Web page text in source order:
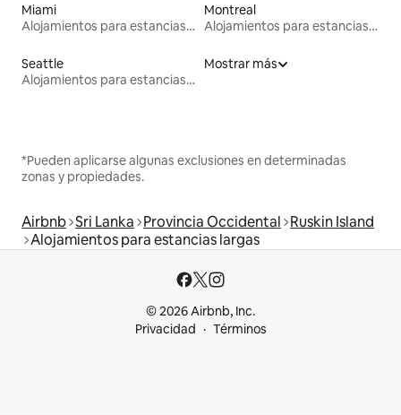
Miami
Alojamientos para estancias largas
Montreal
Alojamientos para estancias largas
Seattle
Alojamientos para estancias largas
Mostrar más
*Pueden aplicarse algunas exclusiones en determinadas
zonas y propiedades.
Airbnb Sri Lanka Provincia Occidental Ruskin Island
Alojamientos para estancias largas
© 2026 Airbnb, Inc.
Privacidad
Términos